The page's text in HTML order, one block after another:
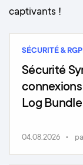
captivants !
SÉCURITÉ &
Sécurité
Log Bundle
04.08.2026